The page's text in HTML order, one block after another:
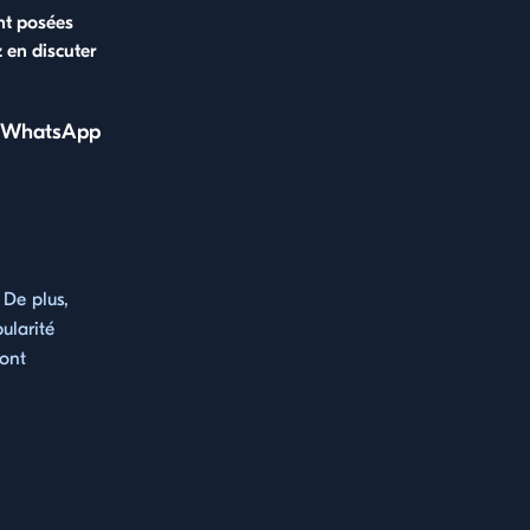
posées
en discuter
plus,